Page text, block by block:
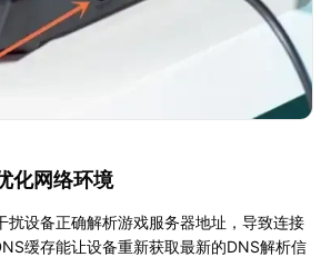
化网络环境
扰设备正确解析游戏服务器地址，导致连接
缓存能让设备重新获取最新的DNS解析信